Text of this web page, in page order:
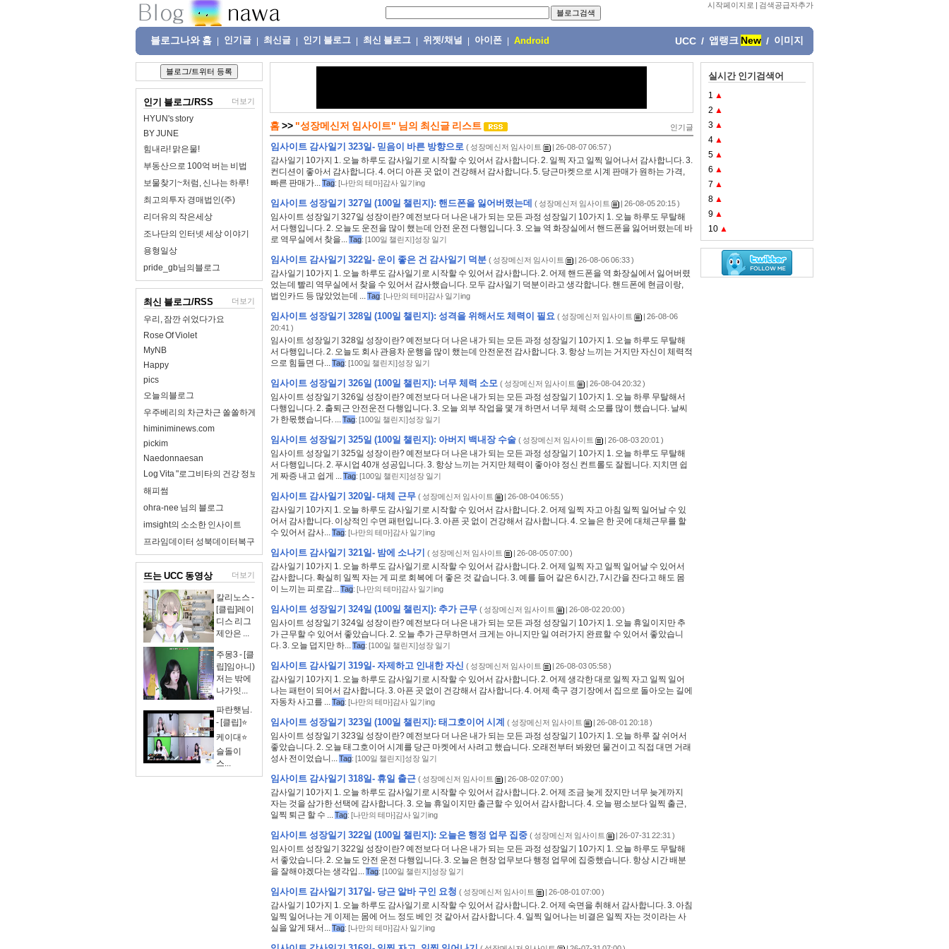
시작페이지로 | 검색공급자추가
블로그나와 홈 인기글 최신글 인기 블로그 최신 블로그 위젯/채널 아이폰 Android UCC / 앱랭크 New / 이미지
인기 블로그/RSS 더보기
HYUN's story
BY JUNE
힘내라! 맑은물!
부동산으로 100억 버는 비법
보물찾기~처럼, 신나는 하루!
최고의투자 경매법인(주)
리더유의 작은세상
조나단의 인터넷 세상 이야기
용형일상
pride_gb님의블로그
최신 블로그/RSS 더보기
우리, 잠깐 쉬었다가요
Rose Of Violet
MyNB
Happy
pics
오늘의블로그
우주베리의 차근차근 쏠쏠하게
himiniminews.com
pickim
Naedonnaesan
Log Vita "로그비타의 건강 정보 완전 정리"
해피썸
ohra-nee 님의 블로그
imsight의 소소한 인사이트
프라임데이터 성북데이터복구
뜨는 UCC 동영상 더보기
칼리노스 -
[클립]레이
디스 리그
제안은 ...
주몽3 - [클
립]임아니)
저는 밖에
나가잇...
파란햇님.
- [클립]⭐
케이대⭐
슬돌이
스...
홈>> "성장메신저 임사이트" 님의 최신글 리스트 인기글
임사이트 감사일기 323일- 믿음이 바른 방향으로 ( 성장메신저 임사이트 | 26-08-07 06:57 )
감사일기 10가지 1. 오늘 하루도 감사일기로 시작할 수 있어서 감사합니다. 2. 일찍 자고 일찍 일어나서 감사합니다. 3.
컨디션이 좋아서 감사합니다. 4. 어디 아픈 곳 없이 건강해서 감사합니다. 5. 당근마켓으로 시계 판매가 원하는 가격,
빠른 판매가...Tag: [나만의 테마]감사 일기ing
임사이트 성장일기 327일 (100일 챌린지): 핸드폰을 잃어버렸는데 ( 성장메신저 임사이트 | 26-08-05 20:15 )
임사이트 성장일기 327일 성장이란? 예전보다 더 나은 내가 되는 모든 과정 성장일기 10가지 1. 오늘 하루도 무탈해
서 다행입니다. 2. 오늘도 운전을 많이 했는데 안전 운전 다행입니다. 3. 오늘 역 화장실에서 핸드폰을 잃어버렸는데 바
로 역무실에서 찾을...Tag: [100일 챌린지]성장 일기
임사이트 감사일기 322일- 운이 좋은 건 감사일기 덕분 ( 성장메신저 임사이트 | 26-08-06 06:33 )
감사일기 10가지 1. 오늘 하루도 감사일기로 시작할 수 있어서 감사합니다. 2. 어제 핸드폰을 역 화장실에서 잃어버렸
었는데 빨리 역무실에서 찾을 수 있어서 감사했습니다. 모두 감사일기 덕분이라고 생각합니다. 핸드폰에 현금이랑,
법인카드 등 많았었는데 ...Tag: [나만의 테마]감사 일기ing
임사이트 성장일기 328일 (100일 챌린지): 성격을 위해서도 체력이 필요 ( 성장메신저 임사이트
| 26-08-06
20:41 )
임사이트 성장일기 328일 성장이란? 예전보다 더 나은 내가 되는 모든 과정 성장일기 10가지 1. 오늘 하루도 무탈해
서 다행입니다. 2. 오늘도 회사 관용차 운행을 많이 했는데 안전운전 감사합니다. 3. 항상 느끼는 거지만 자신이 체력적
으로 힘들면 다...Tag: [100일 챌린지]성장 일기
임사이트 성장일기 326일 (100일 챌린지): 너무 체력 소모 ( 성장메신저 임사이트 | 26-08-04 20:32 )
임사이트 성장일기 326일 성장이란? 예전보다 더 나은 내가 되는 모든 과정 성장일기 10가지 1. 오늘 하루 무탈해서
다행입니다. 2. 출퇴근 안전운전 다행입니다. 3. 오늘 외부 작업을 몇 개 하면서 너무 체력 소모를 많이 했습니다. 날씨
가 한몫했습니다. ...Tag: [100일 챌린지]성장 일기
임사이트 성장일기 325일 (100일 챌린지): 아버지 백내장 수술 ( 성장메신저 임사이트 | 26-08-03 20:01 )
임사이트 성장일기 325일 성장이란? 예전보다 더 나은 내가 되는 모든 과정 성장일기 10가지 1. 오늘 하루도 무탈해
서 다행입니다. 2. 푸시업 40개 성공입니다. 3. 항상 느끼는 거지만 체력이 좋아야 정신 컨트롤도 잘됩니다. 지치면 쉽
게 짜증 내고 쉽게 ...Tag: [100일 챌린지]성장 일기
임사이트 감사일기 320일- 대체 근무 ( 성장메신저 임사이트 | 26-08-04 06:55 )
감사일기 10가지 1. 오늘 하루도 감사일기로 시작할 수 있어서 감사합니다. 2. 어제 일찍 자고 아침 일찍 일어날 수 있
어서 감사합니다. 이상적인 수면 패턴입니다. 3. 아픈 곳 없이 건강해서 감사합니다. 4. 오늘은 한 곳에 대체근무를 할
수 있어서 감사...Tag: [나만의 테마]감사 일기ing
임사이트 감사일기 321일- 밤에 소나기 ( 성장메신저 임사이트 | 26-08-05 07:00 )
감사일기 10가지 1. 오늘 하루도 감사일기로 시작할 수 있어서 감사합니다. 2. 어제 일찍 자고 일찍 일어날 수 있어서
감사합니다. 확실히 일찍 자는 게 피로 회복에 더 좋은 것 같습니다. 3. 예를 들어 같은 6시간, 7시간을 잔다고 해도 몸
이 느끼는 피로감...Tag: [나만의 테마]감사 일기ing
임사이트 성장일기 324일 (100일 챌린지): 추가 근무 ( 성장메신저 임사이트 | 26-08-02 20:00 )
임사이트 성장일기 324일 성장이란? 예전보다 더 나은 내가 되는 모든 과정 성장일기 10가지 1. 오늘 휴일이지만 추
가 근무할 수 있어서 좋았습니다. 2. 오늘 추가 근무하면서 크게는 아니지만 일 여러가지 완료할 수 있어서 좋았습니
다. 3. 오늘 덥지만 하...Tag: [100일 챌린지]성장 일기
임사이트 감사일기 319일- 자제하고 인내한 자신 ( 성장메신저 임사이트 | 26-08-03 05:58 )
감사일기 10가지 1. 오늘 하루도 감사일기로 시작할 수 있어서 감사합니다. 2. 어제 생각한 대로 일찍 자고 일찍 일어
나는 패턴이 되어서 감사합니다. 3. 아픈 곳 없이 건강해서 감사합니다. 4. 어제 축구 경기장에서 집으로 돌아오는 길에
자동차 사고를 ...Tag: [나만의 테마]감사 일기ing
임사이트 성장일기 323일 (100일 챌린지): 태그호이어 시계 ( 성장메신저 임사이트 | 26-08-01 20:18 )
임사이트 성장일기 323일 성장이란? 예전보다 더 나은 내가 되는 모든 과정 성장일기 10가지 1. 오늘 하루 잘 쉬어서
좋았습니다. 2. 오늘 태그호이어 시계를 당근 마켓에서 사려고 했습니다. 오래전부터 봐왔던 물건이고 직접 대면 거래
성사 전이었습니...Tag: [100일 챌린지]성장 일기
임사이트 감사일기 318일- 휴일 출근 ( 성장메신저 임사이트 | 26-08-02 07:00 )
감사일기 10가지 1. 오늘 하루도 감사일기로 시작할 수 있어서 감사합니다. 2. 어제 조금 늦게 잤지만 너무 늦게까지
자는 것을 삼가한 선택에 감사합니다. 3. 오늘 휴일이지만 출근할 수 있어서 감사합니다. 4. 오늘 평소보다 일찍 출근,
일찍 퇴근 할 수 ...Tag: [나만의 테마]감사 일기ing
임사이트 성장일기 322일 (100일 챌린지): 오늘은 행정 업무 집중 ( 성장메신저 임사이트 | 26-07-31 22:31 )
임사이트 성장일기 322일 성장이란? 예전보다 더 나은 내가 되는 모든 과정 성장일기 10가지 1. 오늘 하루도 무탈해
서 좋았습니다. 2. 오늘도 안전 운전 다행입니다. 3. 오늘은 현장 업무보다 행정 업무에 집중했습니다. 항상 시간 배분
을 잘해야겠다는 생각입...Tag: [100일 챌린지]성장 일기
임사이트 감사일기 317일- 당근 알바 구인 요청 ( 성장메신저 임사이트 | 26-08-01 07:00 )
감사일기 10가지 1. 오늘 하루도 감사일기로 시작할 수 있어서 감사합니다. 2. 어제 숙면을 취해서 감사합니다. 3. 아침
일찍 일어나는 게 이제는 몸에 어느 정도 베인 것 같아서 감사합니다. 4. 일찍 일어나는 비결은 일찍 자는 것이라는 사
실을 알게 돼서...Tag: [나만의 테마]감사 일기ing
실시간 인기검색어
1 ▲
2 ▲
3 ▲
4 ▲
5 ▲
6 ▲
7 ▲
8 ▲
9 ▲
10 ▲